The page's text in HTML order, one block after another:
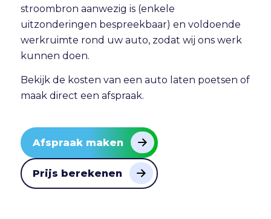
stroombron aanwezig is (enkele
uitzonderingen bespreekbaar) en voldoende
werkruimte rond uw auto, zodat wij ons werk
kunnen doen.
Bekijk de kosten van een auto laten poetsen of
maak direct een afspraak.
Afspraak maken
Prijs berekenen